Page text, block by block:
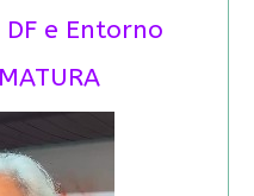
e Entorno